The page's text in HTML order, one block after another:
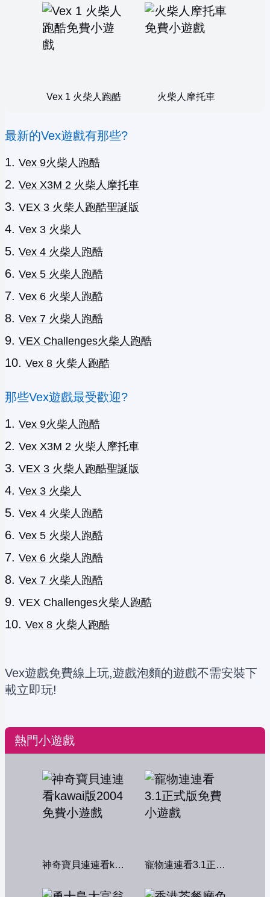
Vex 1 火柴人跑酷 火柴人摩托車
最新的Vex遊戲有那些?
Vex 9火柴人跑酷
Vex X3M 2 火柴人摩托車
VEX 3 火柴人跑酷聖誕版
Vex 3 火柴人
Vex 4 火柴人跑酷
Vex 5 火柴人跑酷
Vex 6 火柴人跑酷
Vex 7 火柴人跑酷
VEX Challenges火柴人跑酷
Vex 8 火柴人跑酷
那些Vex遊戲最受歡迎?
Vex 9火柴人跑酷
Vex X3M 2 火柴人摩托車
VEX 3 火柴人跑酷聖誕版
Vex 3 火柴人
Vex 4 火柴人跑酷
Vex 5 火柴人跑酷
Vex 6 火柴人跑酷
Vex 7 火柴人跑酷
VEX Challenges火柴人跑酷
Vex 8 火柴人跑酷
Vex遊戲免費線上玩,遊戲泡麵的遊戲不需安裝下
載立即玩!
熱門小遊戲
神奇寶貝連連看kawai版2004 寵物連連看3.1正式版